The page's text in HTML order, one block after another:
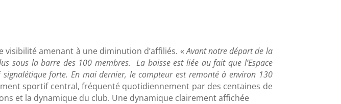
visibilité amenant à une diminution d’affiliés. «Avant notre départ de la
sous la barre des 100 membres.
La baisse est liée au fait que l’Espace
forte. En mai dernier, le compteur est remonté à environ 130
sportif central, fréquenté quotidiennement par des centaines de
et la dynamique du club. Une dynamique clairement affichée